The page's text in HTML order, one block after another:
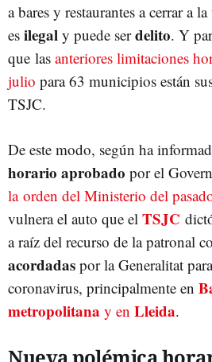
a bares y restaurantes a cerrar a
es ilegal y puede serdelito. Y
que las anteriores limitaciones
julio para 63 municipios están
TSJC.
De este modo, según ha
horario aprobado por el
la orden del Ministerio del
vulnera el auto que el TSJC
a raíz del recurso de la patronal
acordadas por la Generalitat
coronavirus, principalmente en
metropolitana y en Lleida.